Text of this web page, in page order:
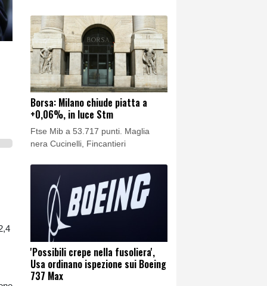
Borsa: Milano chiude piatta a
+0,06%, in luce Stm
Ftse Mib a 53.717 punti. Maglia
nera Cucinelli, Fincantieri
'Possibili crepe nella fusoliera',
Usa ordinano ispezione sui Boeing
737 Max